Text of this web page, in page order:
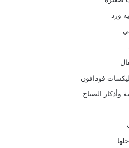
ورد
فودافون
وأذكار الصباح